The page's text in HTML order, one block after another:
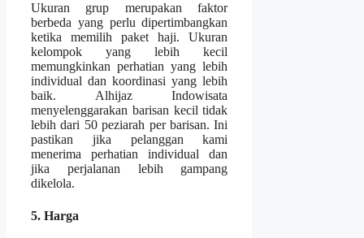
Ukuran grup merupakan faktor
berbeda yang perlu dipertimbangkan
ketika memilih paket haji. Ukuran
kelompok yang lebih kecil
memungkinkan perhatian yang lebih
individual dan koordinasi yang lebih
baik. Alhijaz Indowisata
menyelenggarakan barisan kecil tidak
lebih dari 50 peziarah per barisan. Ini
pastikan jika pelanggan kami
menerima perhatian individual dan
jika perjalanan lebih gampang
dikelola.
5. Harga